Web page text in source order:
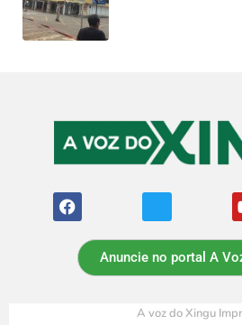
Anuncie no portal A
A voz do Xingu